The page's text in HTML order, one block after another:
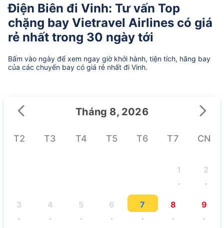
Điện Biên đi Vinh: Tư vấn Top
chặng bay Vietravel Airlines có giá
rẻ nhất trong 30 ngày tới
Bấm vào ngày để xem ngay giờ khởi hành, tiện tích, hãng bay
của các chuyến bay có giá rẻ nhất đi Vinh.
Tháng 8, 2026
T2 T3 T4 T5 T6 T7 CN
1
-
2
-
3
-
4
-
5
-
6
-
7
-
8
-
9
-